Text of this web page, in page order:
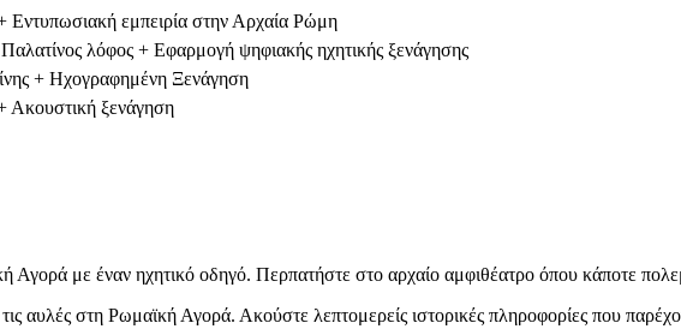
εμπειρία στην Αρχαία Ρώμη
λόφος + Εφαρμογή ψηφιακής ηχητικής ξενάγησης
+ Ηχογραφημένη Ξενάγηση
Ακουστική ξενάγηση
Αγορά με έναν ηχητικό οδηγό. Περπατήστε στο αρχαίο αμφιθέατρο όπου κάποτε
τις αυλές στη Ρωμαϊκή Αγορά. Ακούστε λεπτομερείς ιστορικές πληροφορίες που